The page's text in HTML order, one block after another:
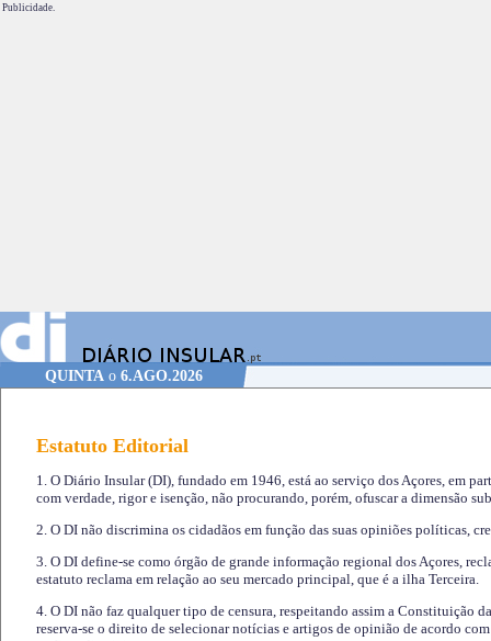
Publicidade.
QUINTAo 6.AGO.2026
Estatuto Editorial
1. O Diário Insular (DI), fundado em 1946, está ao serviço dos Açores, em
com verdade, rigor e isenção, não procurando, porém, ofuscar a dimensão
2. O DI não discrimina os cidadãos em função das suas opiniões políticas,
3. O DI define-se como órgão de grande informação regional dos Açores,
estatuto reclama em relação ao seu mercado principal, que é a ilha Terceira.
4. O DI não faz qualquer tipo de censura, respeitando assim a Constituição
reserva-se o direito de selecionar notícias e artigos de opinião de acordo